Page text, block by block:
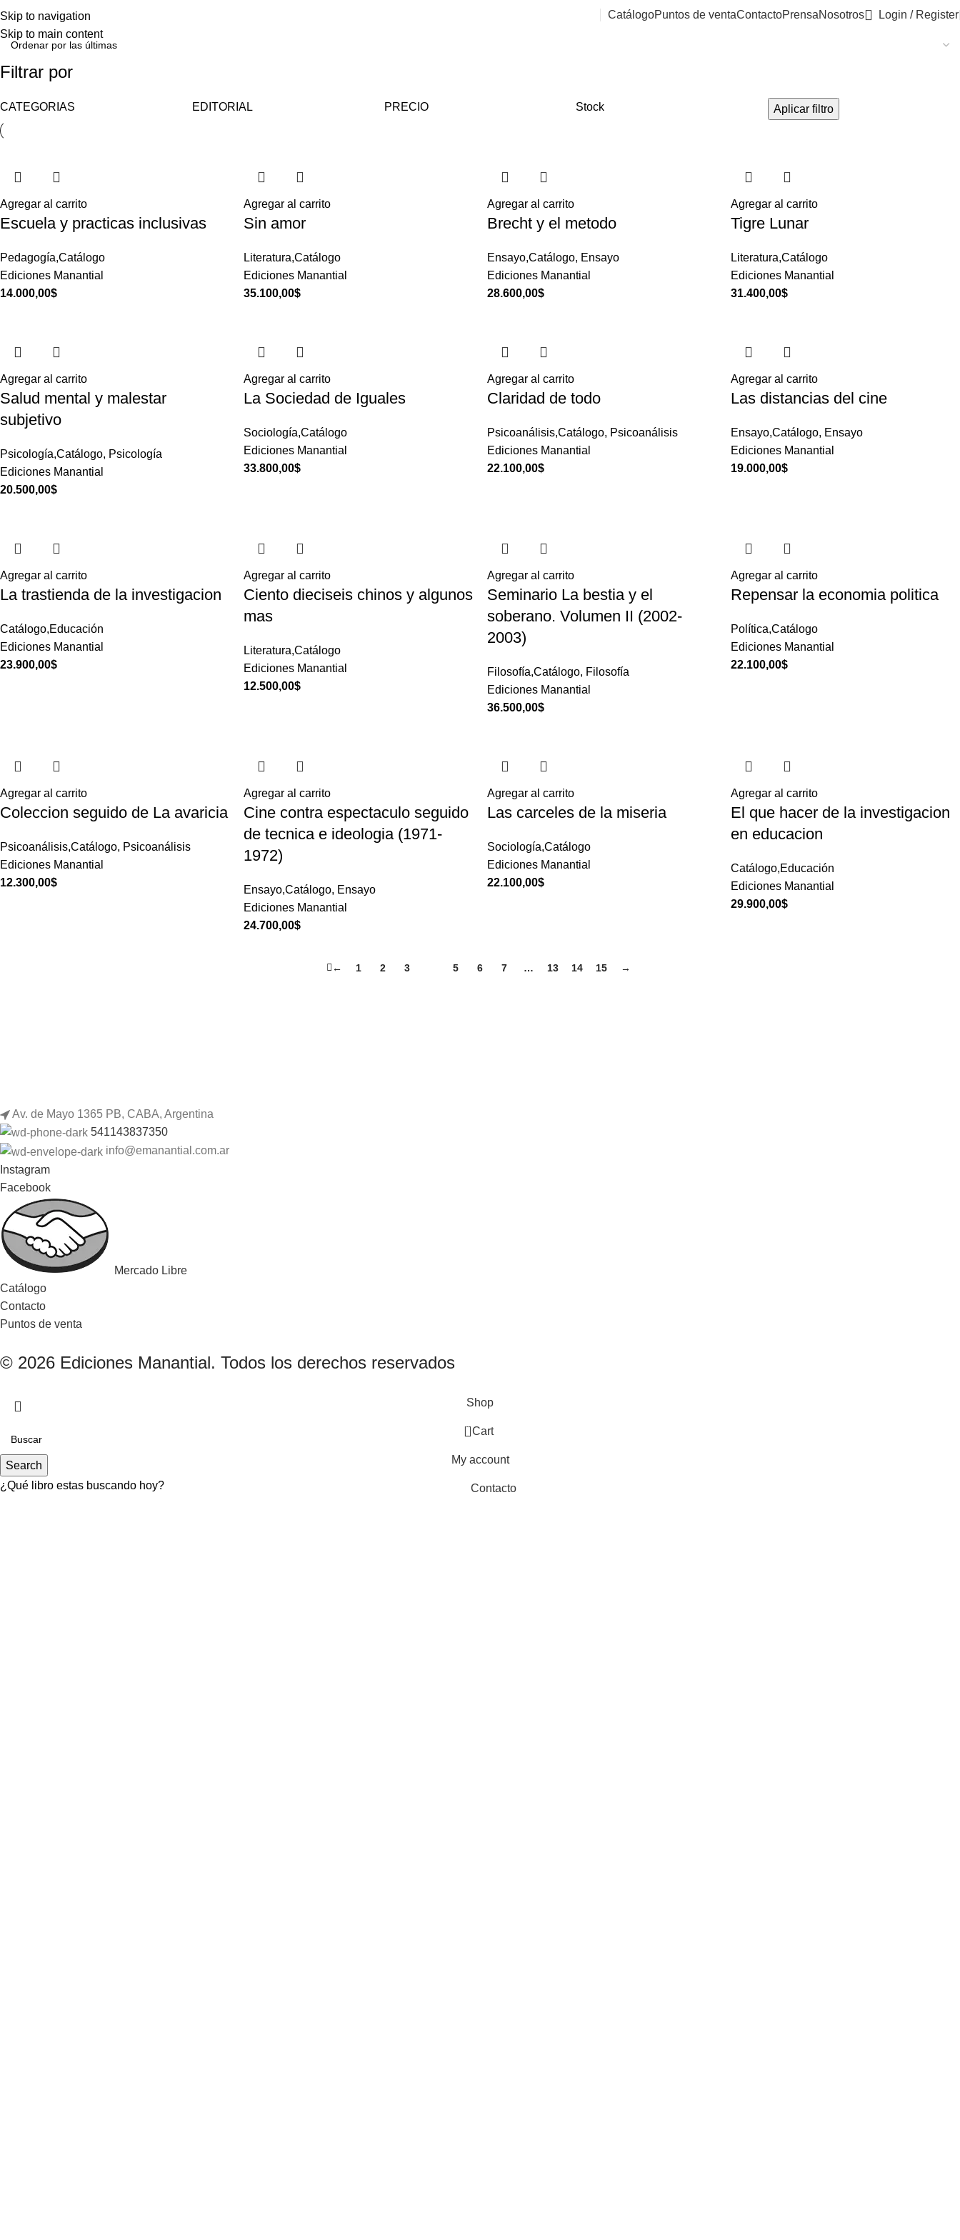
Skip to navigation
Skip to main content
CatálogoPuntos de ventaContactoPrensaNosotros Login / Register
Filtrar por
CATEGORIAS EDITORIAL PRECIO Stock Aplicar filtro
Agregar al carrito
Escuela y practicas inclusivas
Pedagogía,Catálogo
Ediciones Manantial
14.000,00$
Agregar al carrito
Sin amor
Literatura,Catálogo
Ediciones Manantial
35.100,00$
Agregar al carrito
Brecht y el metodo
Ensayo,Catálogo, Ensayo
Ediciones Manantial
28.600,00$
Agregar al carrito
Tigre Lunar
Literatura,Catálogo
Ediciones Manantial
31.400,00$
Agregar al carrito
Salud mental y malestar
subjetivo
Psicología,Catálogo, Psicología
Ediciones Manantial
20.500,00$
Agregar al carrito
La Sociedad de Iguales
Sociología,Catálogo
Ediciones Manantial
33.800,00$
Agregar al carrito
Claridad de todo
Psicoanálisis,Catálogo, Psicoanálisis
Ediciones Manantial
22.100,00$
Agregar al carrito
Las distancias del cine
Ensayo,Catálogo, Ensayo
Ediciones Manantial
19.000,00$
Agregar al carrito
La trastienda de la investigacion
Catálogo,Educación
Ediciones Manantial
23.900,00$
Agregar al carrito
Ciento dieciseis chinos y algunos
mas
Literatura,Catálogo
Ediciones Manantial
12.500,00$
Agregar al carrito
Seminario La bestia y el
soberano. Volumen II (2002-
2003)
Filosofía,Catálogo, Filosofía
Ediciones Manantial
36.500,00$
Agregar al carrito
Repensar la economia politica
Política,Catálogo
Ediciones Manantial
22.100,00$
Agregar al carrito
Coleccion seguido de La avaricia
Psicoanálisis,Catálogo, Psicoanálisis
Ediciones Manantial
12.300,00$
Agregar al carrito
Cine contra espectaculo seguido
de tecnica e ideologia (1971-
1972)
Ensayo,Catálogo, Ensayo
Ediciones Manantial
24.700,00$
Agregar al carrito
Las carceles de la miseria
Sociología,Catálogo
Ediciones Manantial
22.100,00$
Agregar al carrito
El que hacer de la investigacion
en educacion
Catálogo,Educación
Ediciones Manantial
29.900,00$
← 1 2 3 5 6 7 … 13 14 15 →
Av. de Mayo 1365 PB, CABA, Argentina
541143837350
info@emanantial.com.ar
Instagram
Facebook
Mercado Libre
Catálogo
Contacto
Puntos de venta
© 2026 Ediciones Manantial. Todos los derechos reservados
Search
¿Qué libro estas buscando hoy?
Shop
0 Cart
My account
Contacto